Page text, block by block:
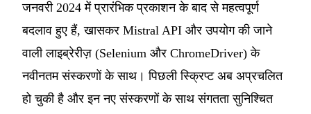
जनवरी 2024 में प्रारंभिक प्रकाशन के बाद से महत्वपूर्ण
बदलाव हुए हैं, खासकर Mistral API और उपयोग की जाने
वाली लाइब्रेरीज़ (Selenium और ChromeDriver) के
नवीनतम संस्करणों के साथ। पिछली स्क्रिप्ट अब अप्रचलित
हो चुकी है और इन नए संस्करणों के साथ संगतता सुनिश्चित